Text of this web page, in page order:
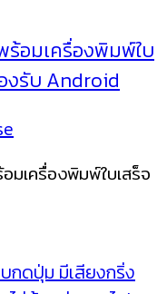
ปุ่ม
ดร้อมเครื่องพิมพ์ใบ
งรับ Android
มเครื่องพิมพ์ใบเสร็จ